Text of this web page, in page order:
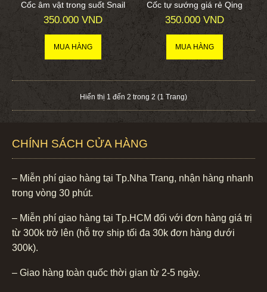
Cốc âm vật trong suốt Snail
350.000 VND
Cốc tự sướng giá rẻ Qing
350.000 VND
Hiển thị 1 đến 2 trong 2 (1 Trang)
CHÍNH SÁCH CỬA HÀNG
– Miễn phí giao hàng tại Tp.Nha Trang, nhận hàng nhanh
trong vòng 30 phút.
– Miễn phí giao hàng tại Tp.HCM đối với đơn hàng giá trị
từ 300k trở lên (hỗ trợ ship tối đa 30k đơn hàng dưới
300k).
– Giao hàng toàn quốc thời gian từ 2-5 ngày.